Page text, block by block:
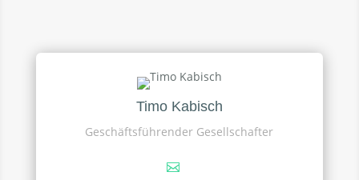
Timo Kabisch
Geschäftsführender Gesellschafter